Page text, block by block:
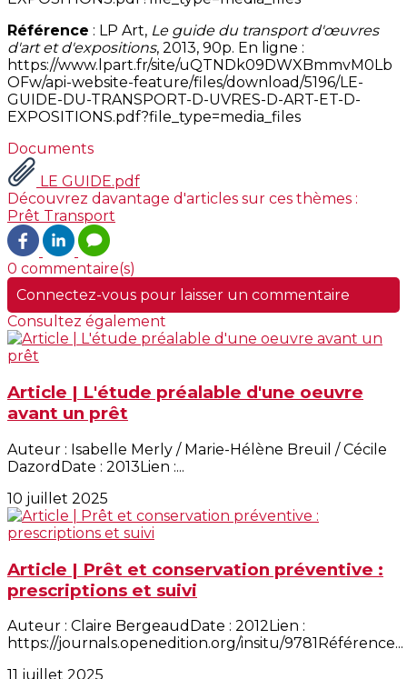
Référence : LP Art, Le guide du transport d'œuvres
d'art et d'expositions, 2013, 90p. En ligne :
https://www.lpart.fr/site/uQTNDk09DWXBmmvM0Lb
OFw/api-website-feature/files/download/5196/LE-
GUIDE-DU-TRANSPORT-D-UVRES-D-ART-ET-D-
EXPOSITIONS.pdf?file_type=media_files
Documents
LE GUIDE.pdf
Découvrez davantage d'articles sur ces thèmes :
Prêt Transport
0 commentaire(s)
Connectez-vous pour laisser un commentaire
Consultez également
Article | L'étude préalable d'une oeuvre
avant un prêt
Auteur : Isabelle Merly / Marie-Hélène Breuil / Cécile
DazordDate : 2013Lien :...
10 juillet 2025
Article | Prêt et conservation préventive :
prescriptions et suivi
Auteur : Claire BergeaudDate : 2012Lien :
https://journals.openedition.org/insitu/9781Référence...
11 juillet 2025